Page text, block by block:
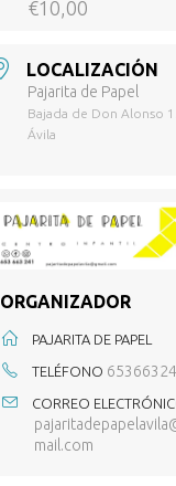
€10,00
LOCALIZACIÓN
Pajarita de Papel
Bajada de Don Alonso
Ávila
ORGANIZADOR
PAJARITA DE PAPEL
TELÉFONO
CORREO
mail.com